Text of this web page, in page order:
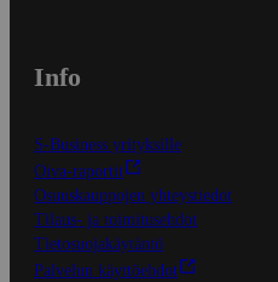
Info
S-Business yrityksille
Oiva-raportit
Osuuskauppojen yhteystiedot
Tilaus- ja toimitusehdot
Tietosuojakäytäntö
Palvelun käyttöehdot